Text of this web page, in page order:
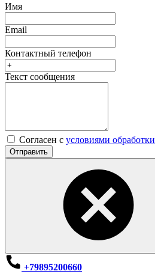
Имя
Email
Контактный телефон
Текст сообщения
Согласен с условиями обработки
Отправить
+79895200660